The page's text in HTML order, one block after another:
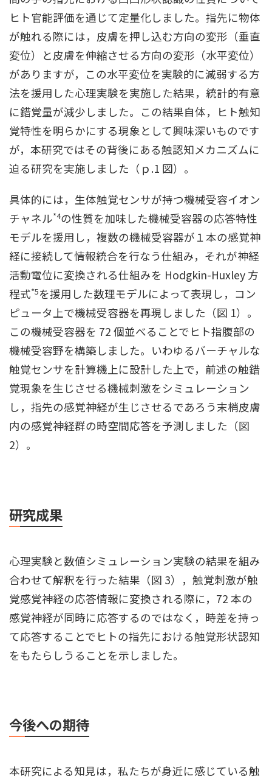
ヒト官能評価を通じて定量化しました。指先に物体
が触れる際には，皮膚を押し込む方向の変形（垂直
変位）と皮膚を伸縮させる方向の変形（水平変位）
がありますが，この水平変位を実験的に減弱する方
法を援用した心理実験を実施した結果，統計的有意
に錯覚量が減少しました。この結果自体，ヒト触知
覚特性を明らかにする現象として興味深いものです
が，本研究ではその背後にある触認知メカニズムに
迫る研究を実施しました（ｐ.1 図）。
具体的には，生体触覚センサが持つ機械受容イオン
チャネル*4の性質を加味した機械受容器の応答特性
モデルを援用し，複数の機械受容器が１本の感覚神
経に接続して情報統合を行なう仕組み，それが神経
活動電位に変換される仕組みを Hodgkin-Huxley 方
程式*5を援用した数理モデルによって表現し，コン
ピュータ上で機械受容器を再現しました（図 1）。
この機械受容器を 72 個並べることでヒト指腹部の
機械受容野を構築しました。いわゆるバーチャルな
触覚センサを計算機上に設計した上で，前述の触錯
覚現象を生じさせる機械刺激をシミュレーション
し，指先の感覚神経が生じさせるであろう末梢皮膚
内の感覚神経群の時空間応答を予測しました（図
2）。
研究成果
心理実験と数値シミュレーション実験の結果を組み
合わせて解釈を行った結果（図 3），触覚刺激が触
覚感覚神経の応答情報に変換される際に，72 本の
感覚神経が同時に応答するのではなく，時差を持っ
て応答することでヒトの指先における触覚形状認知
をもたらしうることを示しました。
今後への期待
本研究による知見は，私たちが身近に感じている触